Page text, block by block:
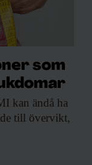
som
kan ändå ha
till övervikt,